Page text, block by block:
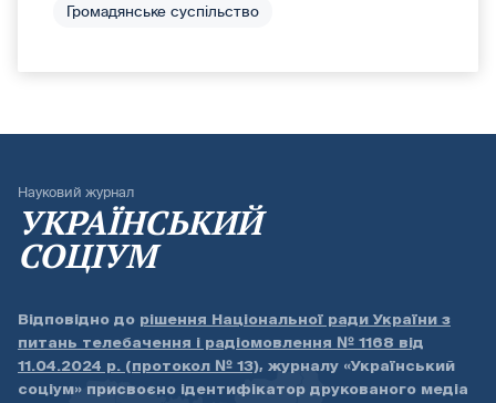
Громадянське суспільство
Науковий журнал
УКРАЇНСЬКИЙ
СОЦІУМ
Відповідно до рішення Національної ради України з
питань телебачення і радіомовлення № 1168 від
11.04.2024 р. (протокол № 13), журналу «Український
соціум» присвоєно ідентифікатор друкованого медіа